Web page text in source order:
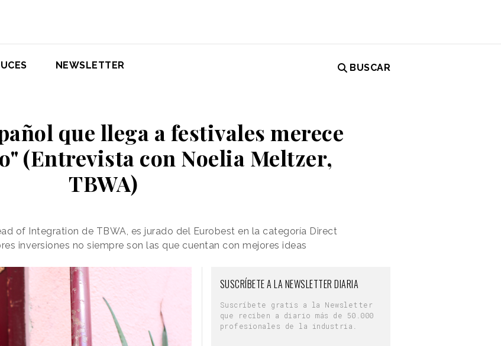
NEWSLETTER BUSCAR
que llega a festivales merece
(Entrevista con Noelia Meltzer,
TBWA)
of Integration de TBWA, es jurado del Eurobest en la categoría Direct
inversiones no siempre son las que cuentan con mejores ideas
SUSCRÍBETE A LA NEWSLETTER DIARIA
Suscríbete gratis a la Newsletter
que reciben a diario más de 50.000
profesionales de la industria.